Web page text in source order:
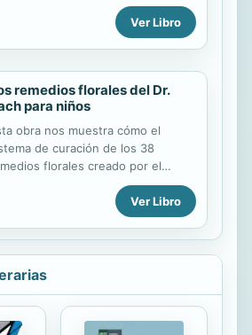
Ver Libro
remedios florales del Dr.
para niños
obra nos muestra cómo el
de curación de los 38
florales creado por el
Bach puede ayudar en las
etapas de su desarrollo a
niños y adolescentes,
al lector por los
periodos y vicisitudes que
han de superar en la infancia y la
el comportamiento, la
y diversos obstáculos en
Ver Libro